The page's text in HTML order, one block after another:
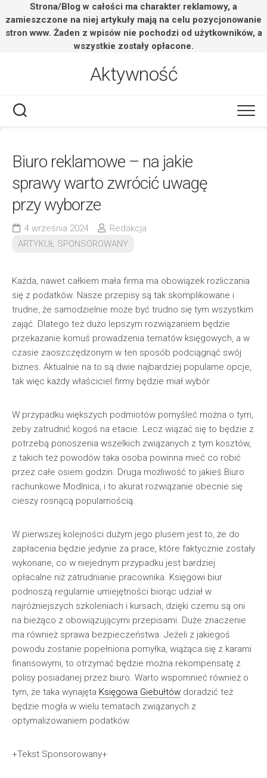
Strona/Blog w całości ma charakter reklamowy, a
zamieszczone na niej artykuły mają na celu pozycjonowanie
stron www. Żaden z wpisów nie pochodzi od użytkowników, a
wszystkie zostały opłacone.
Aktywność
Biuro reklamowe – na jakie
sprawy warto zwrócić uwagę
przy wyborze
4 września 2024
Redakcja
ARTYKUŁ SPONSOROWANY
Każda, nawet całkiem mała firma ma obowiązek rozliczania
się z podatków. Nasze przepisy są tak skomplikowane i
trudne, że samodzielnie może być trudno się tym wszystkim
zająć. Dlatego też dużo lepszym rozwiązaniem będzie
przekazanie komuś prowadzenia tematów księgowych, a w
czasie zaoszczędzonym w ten sposób podciągnąć swój
biznes. Aktualnie na to są dwie najbardziej popularne opcje,
tak więc każdy właściciel firmy będzie miał wybór.
W przypadku większych podmiotów pomyśleć można o tym,
żeby zatrudnić kogoś na etacie. Lecz wiązać się to będzie z
potrzebą ponoszenia wszelkich związanych z tym kosztów,
z takich też powodów taka osoba powinna mieć co robić
przez całe osiem godzin. Druga możliwość to jakieś Biuro
rachunkowe Modlnica, i to akurat rozwiązanie obecnie się
cieszy rosnącą popularnością.
W pierwszej kolejności dużym jego plusem jest to, że do
zapłacenia będzie jedynie za prace, które faktycznie zostały
wykonane, co w niejednym przypadku jest bardziej
opłacalne niż zatrudnianie pracownika. Księgowi biur
podnoszą regularnie umiejętności biorąc udział w
najróżniejszych szkoleniach i kursach, dzięki czemu są oni
na bieżąco z obowiązującymi przepisami. Duże znaczenie
ma również sprawa bezpieczeństwa. Jeżeli z jakiegoś
powodu zostanie popełniona pomyłka, wiążąca się z karami
finansowymi, to otrzymać będzie można rekompensatę z
polisy posiadanej przez biuro. Warto wspomnieć również o
tym, że taka wynajęta Księgowa Giebułtów doradzić też
będzie mogła w wielu tematach związanych z
optymalizowaniem podatków.
+Tekst Sponsorowany+